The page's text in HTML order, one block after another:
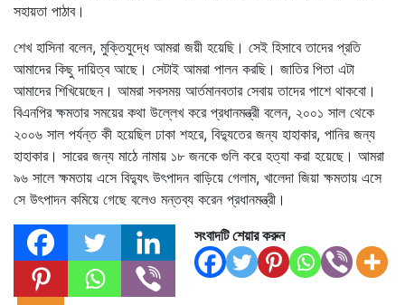
সহায়তা পাঠাব।
শেখ হাসিনা বলেন, মুক্তিযুদ্ধে আমরা জয়ী হয়েছি। সেই হিসাবে তাদের প্রতি
আমাদের কিছু দায়িত্ব আছে। সেটাই আমরা পালন করছি। জাতির পিতা এটা
আমাদের শিখিয়েছেন। আমরা সবসময় আর্তমানবতার সেবায় তাদের পাশে থাকবো।
বিএনপির ক্ষমতার সময়ের কথা উল্লেখ করে প্রধানমন্ত্রী বলেন, ২০০১ সাল থেকে
২০০৬ সাল পর্যন্ত কী হয়েছিল ঢাকা শহরে, বিদ্যুতের জন্য হাহাকার, পানির জন্য
হাহাকার। সারের জন্য মাঠে নামায় ১৮ জনকে গুলি করে হত্যা করা হয়েছে। আমরা
৯৬ সালে ক্ষমতায় এসে বিদ্যুৎ উৎপাদন বাড়িয়ে গেলাম, খালেদা জিয়া ক্ষমতায় এসে
সে উৎপাদন কমিয়ে গেছে বলেও মন্তব্য করেন প্রধানমন্ত্রী।
সংবাদটি শেয়ার করুন